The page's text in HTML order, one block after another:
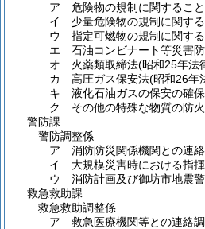
ア 危険物の規制に関すること
イ 少量危険物の規制に関する
ウ 指定可燃物の規制に関する
エ 石油コンビナート等災害
オ 火薬類取締法(昭和25年法
カ 高圧ガス保安法(昭和26年
キ 液化石油ガスの保安の確
ク その他の特殊な物質の防火
警防課
警防調整係
ア 消防防災関係機関との連絡
イ 大規模災害時における指揮
ウ 消防計画及び御坊市地震警
救急救助課
救急救助調整係
ア 救急医療機関等との連絡調